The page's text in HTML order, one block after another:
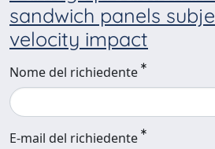
sandwich panels
velocity impact
Nome del richiedente
E-mail del richiedente